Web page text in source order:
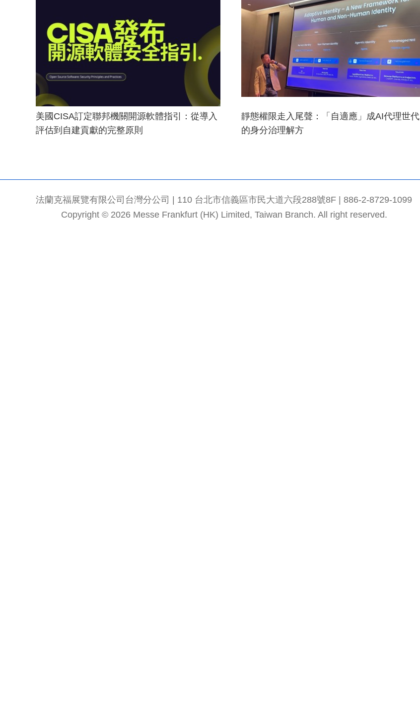
美國CISA訂定聯邦機關開源軟體指引：從導入
評估到自建貢獻的完整原則
靜態權限走入尾聲：「自適應」成AI代理世代
的身分治理解方
法蘭克福展覽有限公司台灣分公司 | 110 台北市信義區市民大道六段288號8F | 886-2-8729-1099
Copyright © 2026 Messe Frankfurt (HK) Limited, Taiwan Branch. All right reserved.